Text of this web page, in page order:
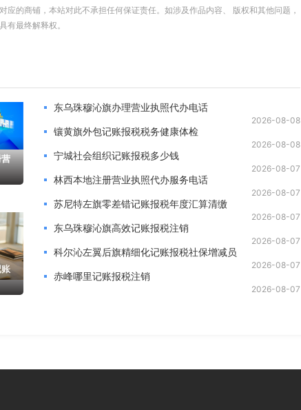
的商铺，本站对此不承担任何保证责任。如涉及作品内容、 版权和其他问题，
有最终解释权。
东乌珠穆沁旗办理营业执照代办电话
2026-08-08
镶黄旗外包记账报税税务健康体检
2026-08-08
宁城社会组织记账报税多少钱
2026-08-07
林西本地注册营业执照代办服务电话
2026-08-07
苏尼特左旗零差错记账报税年度汇算清缴
2026-08-07
东乌珠穆沁旗高效记账报税注销
2026-08-07
科尔沁左翼后旗精细化记账报税社保增减员
2026-08-07
赤峰哪里记账报税注销
2026-08-07